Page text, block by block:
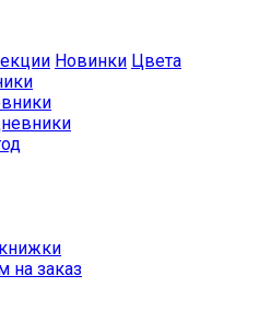
Новинки Цвета
на заказ